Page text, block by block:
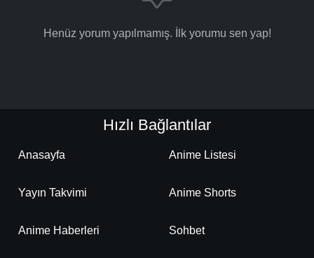
Henüz yorum yapılmamış. İlk yorumu sen yap!
Hızlı Bağlantılar
Anasayfa Anime Listesi
Yayın Takvimi Anime Shorts
Anime Haberleri Sohbet